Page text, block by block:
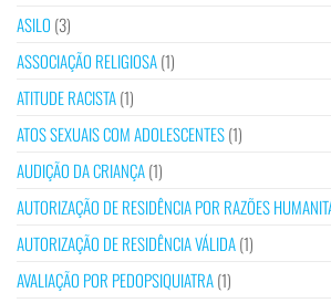
ASILO (3)
ASSOCIAÇÃO RELIGIOSA(1)
ATITUDE RACISTA(1)
ATOS SEXUAIS COM ADOLESCENTES(1)
AUDIÇÃO DA CRIANÇA(1)
AUTORIZAÇÃO DE RESIDÊNCIA POR RAZÕES
AUTORIZAÇÃO DE RESIDÊNCIA VÁLIDA(1)
AVALIAÇÃO POR PEDOPSIQUIATRA(1)